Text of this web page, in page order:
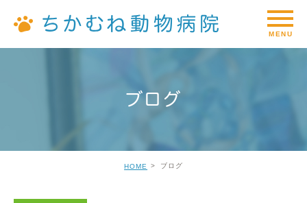
ブログ
HOME ブログ